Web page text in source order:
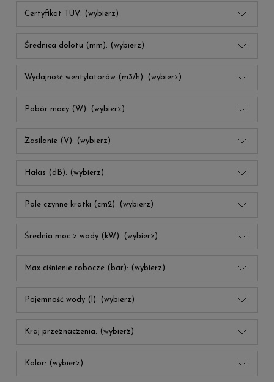
Certyfikat TÜV: (wybierz)
Średnica dolotu (mm): (wybierz)
Wydajność wentylatorów (m3/h): (wybierz)
Pobór mocy (W): (wybierz)
Zasilanie (V): (wybierz)
Hałas (dB): (wybierz)
Pole czynne kratki (cm2): (wybierz)
Średnia moc z wody (kW): (wybierz)
Max ciśnienie robocze (bar): (wybierz)
Pojemność wody (l): (wybierz)
Kraj przeznaczenia: (wybierz)
Kolor: (wybierz)